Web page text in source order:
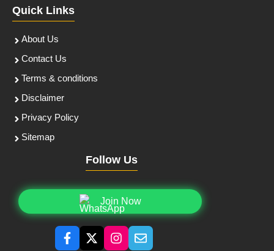
Quick Links
About Us
Contact Us
Terms & conditions
Disclaimer
Privacy Policy
Sitemap
Follow Us
Join Now